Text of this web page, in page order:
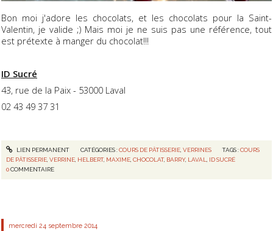
Bon moi j'adore les chocolats, et les chocolats pour la Saint-
Valentin, je valide ;) Mais moi je ne suis pas une référence, tout
est prétexte à manger du chocolat!!!
ID Sucré
43, rue de la Paix - 53000 Laval
02 43 49 37 31
LIEN PERMANENT CATÉGORIES :COURS DE PÂTISSERIE, VERRINES TAGS :COURS
DE PÂTISSERIE ,VERRINE HELBERT, MAXIME ,CHOCOLAT, BARRY, LAVAL
ID SUCRÉ
0COMMENTAIRE
mercredi 24 septembre 2014